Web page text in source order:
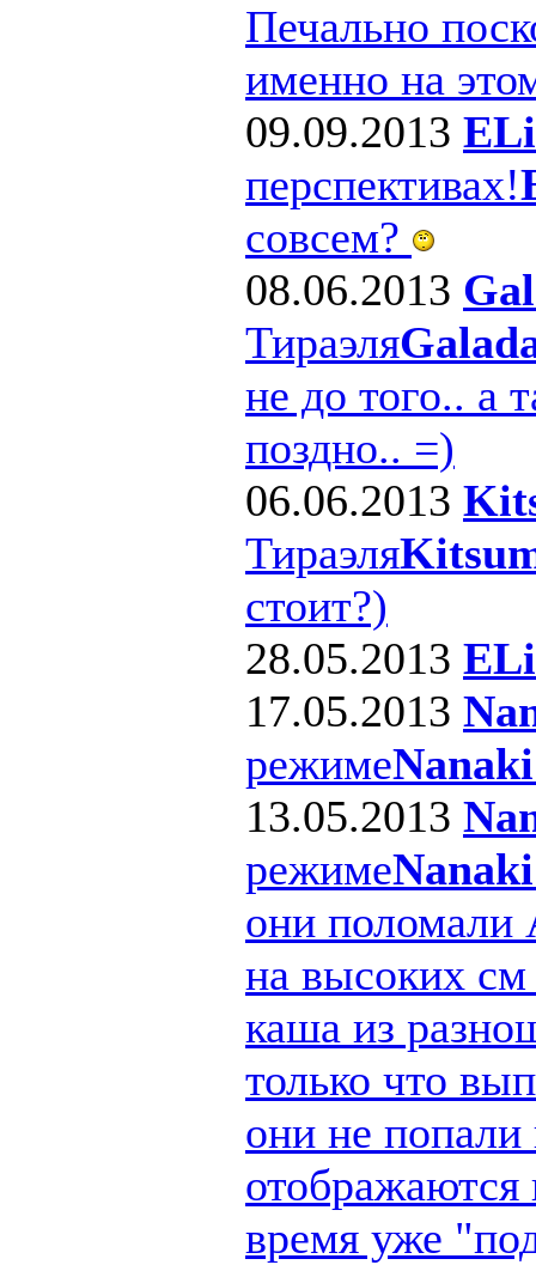
Печально
именно на
09.09.2013 ELi
перспективах!
совсем?
08.06.2013
Тираэля
не до того.. а
поздно.. =)
06.06.2013
Тираэля
стоит?)
28.05.2013 ELi
17.05.2013
режиме
13.05.2013
режиме
они поломали
на высоких
каша из
только что
они не попали
время уже